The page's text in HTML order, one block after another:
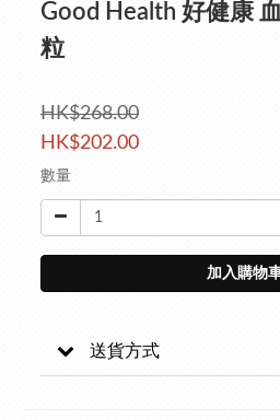
Good Health 好健康
粒
HK$268.00
HK$202.00
數量
加入購物
送貨方式